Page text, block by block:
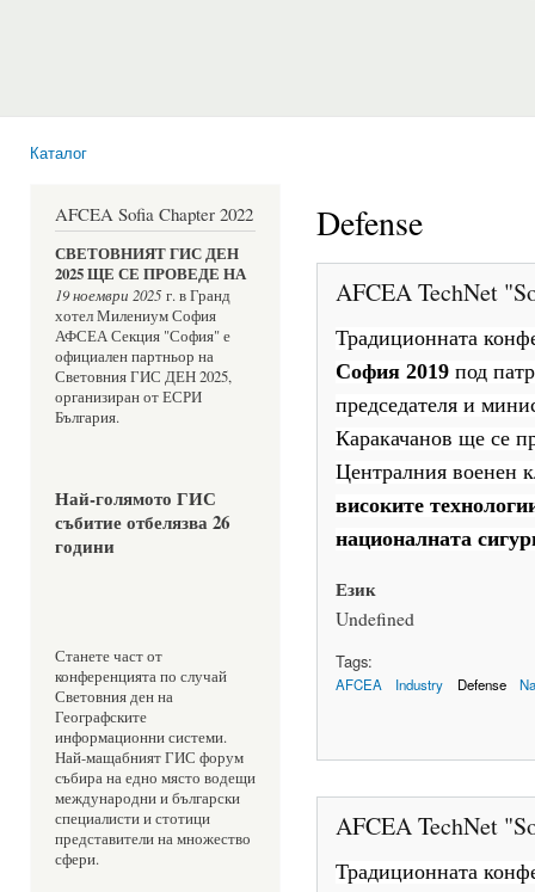
Каталог
AFCEA Sofia Chapter 2022
СВЕТОВНИЯТ ГИС ДЕН
2025 ЩЕ СЕ ПРОВЕДЕ НА
19 ноември 2025 г. в Гранд
хотел Милениум София
АФСЕА Секция "София" е
официален партньор на
Световния ГИС ДЕН 2025,
организиран от ЕСРИ
България.
Най-голямото ГИС
събитие отбелязва 26
години
Станете част от
конференцията по случай
Световния ден на
Географските
информационни системи.
Най-мащабният ГИС форум
събира на едно място водещи
международни и български
специалисти и стотици
представители на множество
сфери.
Defense
AFCEA TechNet
Традиционната
София 2019 под
председателя и
Каракачанов ще се
Централния военен
високите
националната
Език
Undefined
Tags:
AFCEA Industry Defense
AFCEA TechNet
Традиционната